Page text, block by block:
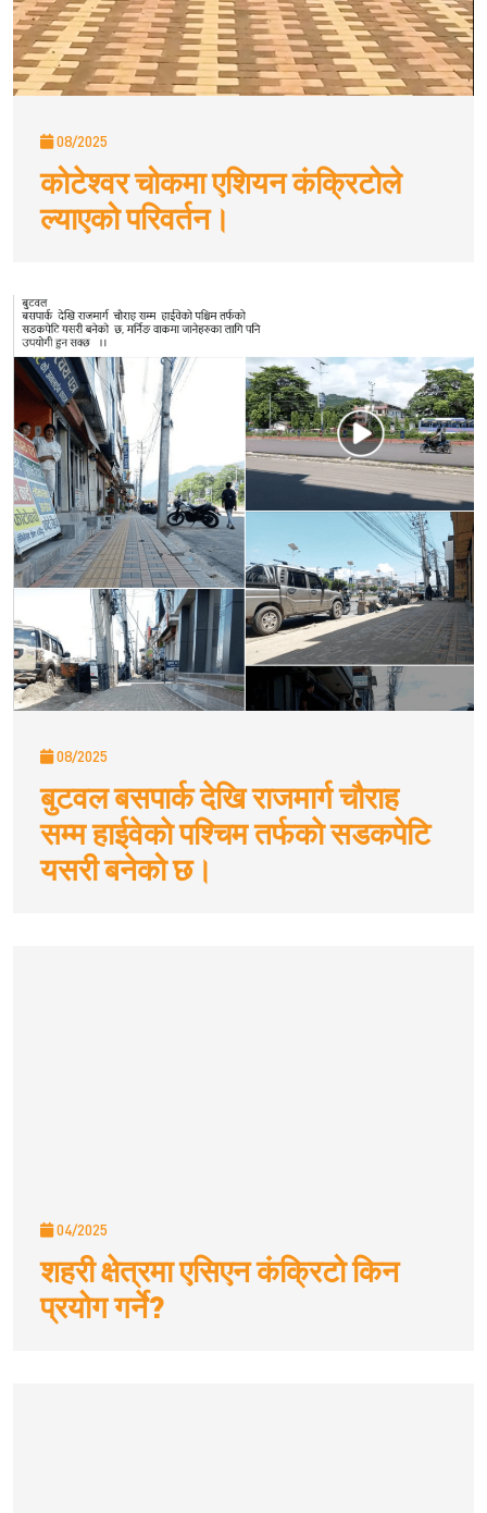
08/2025
कोटेश्वर चोकमा एशियन कंक्रिटोले
ल्याएको परिवर्तन।
08/2025
बुटवल बसपार्क देखि राजमार्ग चौराह
सम्म हाईवेकाे पश्चिम तर्फकाे सडकपेटि
यसरी बनेको छ।
04/2025
शहरी क्षेत्रमा एसिएन कंक्रिटो किन
प्रयोग गर्ने?